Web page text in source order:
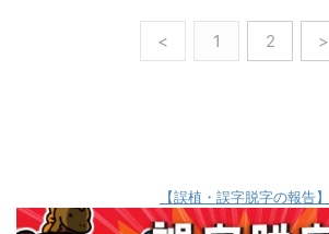
< 1 2 >
【誤植・誤字脱字の報告】